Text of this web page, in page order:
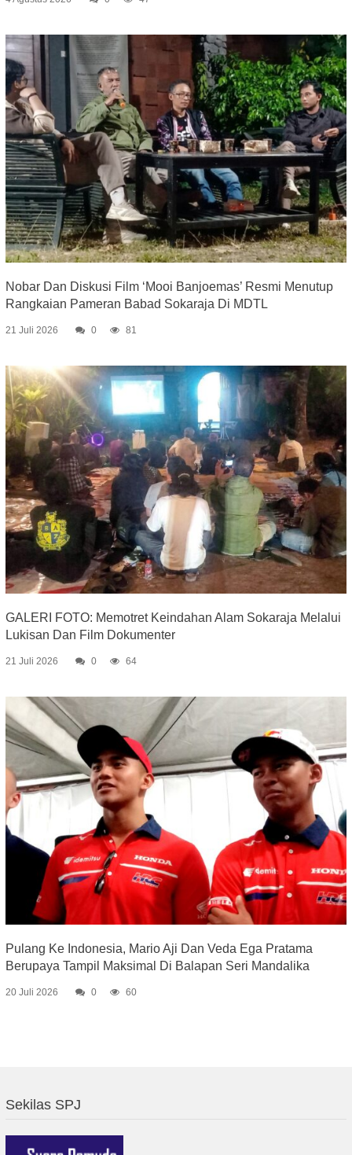
Nobar Dan Diskusi Film ‘Mooi Banjoemas’ Resmi Menutup
Rangkaian Pameran Babad Sokaraja Di MDTL
21 Juli 2026 0 81
GALERI FOTO: Memotret Keindahan Alam Sokaraja Melalui
Lukisan Dan Film Dokumenter
21 Juli 2026 0 64
Pulang Ke Indonesia, Mario Aji Dan Veda Ega Pratama
Berupaya Tampil Maksimal Di Balapan Seri Mandalika
20 Juli 2026 0 60
Sekilas SPJ